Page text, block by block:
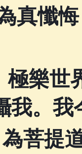
真懺悔
極樂世
我。我
菩提